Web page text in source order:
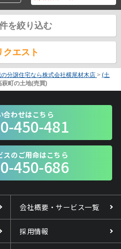
を絞り込む
クエスト
分譲住宅なら株式会社横尾材木店 > (土
萩町の土地(売買)
合わせはこちら
450-481
スのご用命はこちら
450-686
会社概要・サービス一覧
採用情報